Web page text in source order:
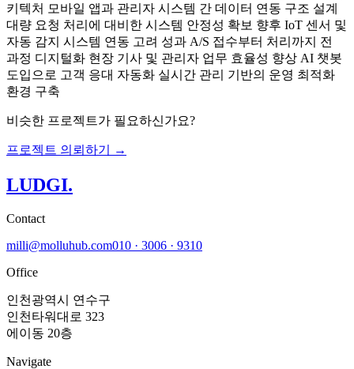
키텍처 모바일 앱과 관리자 시스템 간 데이터 연동 구조 설계
대량 요청 처리에 대비한 시스템 안정성 확보 향후 IoT 센서 및
자동 감지 시스템 연동 고려 성과 A/S 접수부터 처리까지 전
과정 디지털화 현장 기사 및 관리자 업무 효율성 향상 AI 챗봇
도입으로 고객 응대 자동화 실시간 관리 기반의 운영 최적화
환경 구축
비슷한 프로젝트가 필요하신가요?
프로젝트 의뢰하기 →
LUDGI.
Contact
milli@molluhub.com010 · 3006 · 9310
Office
인천광역시 연수구
인천타워대로 323
에이동 20층
Navigate